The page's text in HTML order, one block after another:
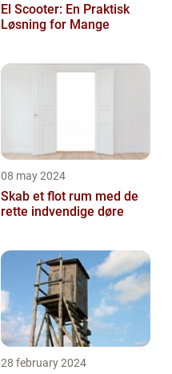
El Scooter: En Praktisk
Løsning for Mange
08 may 2024
Skab et flot rum med de
rette indvendige døre
28 february 2024